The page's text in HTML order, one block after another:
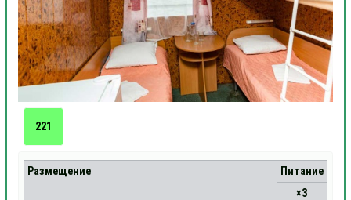
221
Размещение
Питание
×3